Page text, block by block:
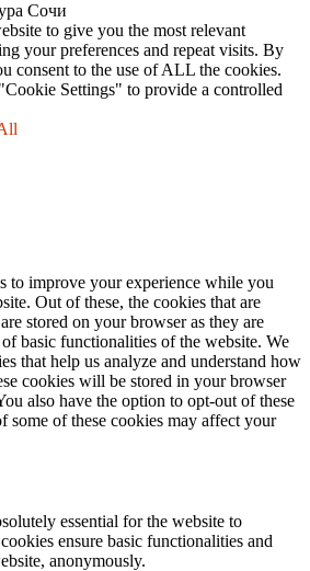
Сочи
to give you the most relevant
your preferences and repeat visits. By
consent to the use of ALL the cookies.
Settings" to provide a controlled
to improve your experience while you
Out of these, the cookies that are
stored on your browser as they are
basic functionalities of the website. We
that help us analyze and understand how
cookies will be stored in your browser
also have the option to opt-out of these
some of these cookies may affect your
essential for the website to
ensure basic functionalities and
anonymously.